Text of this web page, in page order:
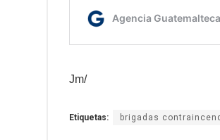
Jm/
Etiquetas: brigadas